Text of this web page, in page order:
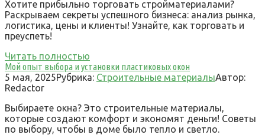
Хотите прибыльно торговать стройматериалами?
Раскрываем секреты успешного бизнеса: анализ рынка,
логистика, цены и клиенты! Узнайте, как торговать и
преуспеть!
Читать полностью
Мой опыт выбора и установки пластиковых окон
5 мая, 2025Рубрика: Строительные материалыАвтор:
Redactor
Выбираете окна? Это строительные материалы,
которые создают комфорт и экономят деньги! Советы
по выбору, чтобы в доме было тепло и светло.